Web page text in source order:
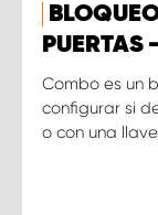
PUERTAS
Combo es un
configurar si
o con una